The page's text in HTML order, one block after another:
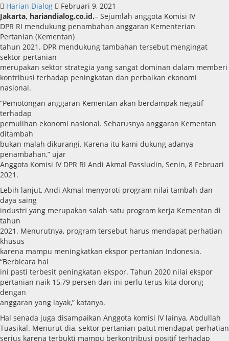
Harian Dialog
Februari 9, 2021
Jakarta, hariandialog.co.id.– Sejumlah anggota Komisi IV
DPR RI mendukung penambahan anggaran Kementerian
Pertanian (Kementan)
tahun 2021. DPR mendukung tambahan tersebut mengingat
sektor pertanian
merupakan sektor strategia yang sangat dominan dalam memberi
kontribusi terhadap peningkatan dan perbaikan ekonomi
nasional.
“Pemotongan anggaran Kementan akan berdampak negatif
terhadap
pemulihan ekonomi nasional. Seharusnya anggaran Kementan
ditambah
bukan malah dikurangi. Karena itu kami dukung adanya
penambahan,” ujar
Anggota Komisi IV DPR RI Andi Akmal Passludin, Senin, 8 Februari
2021.
Lebih lanjut, Andi Akmal menyoroti program nilai tambah dan
daya saing
industri yang merupakan salah satu program kerja Kementan di
tahun
2021. Menurutnya, program tersebut harus mendapat perhatian
khusus
karena mampu meningkatkan ekspor pertanian Indonesia.
“Berbicara hal
ini pasti terbesit peningkatan ekspor. Tahun 2020 nilai ekspor
pertanian naik 15,79 persen dan ini perlu terus kita dorong
dengan
anggaran yang layak,” katanya.
Hal senada juga disampaikan Anggota komisi IV lainya, Abdullah
Tuasikal. Menurut dia, sektor pertanian patut mendapat perhatian
serius karena terbukti mampu berkontribusi positif terhadap